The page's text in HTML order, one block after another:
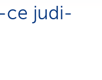
ce judi­